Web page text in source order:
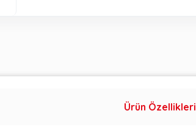
Ürün Özellikleri